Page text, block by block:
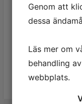
Tryckgivare
Läs mer
Genom att
dessa
Läs mer om
behandling
webbplats.